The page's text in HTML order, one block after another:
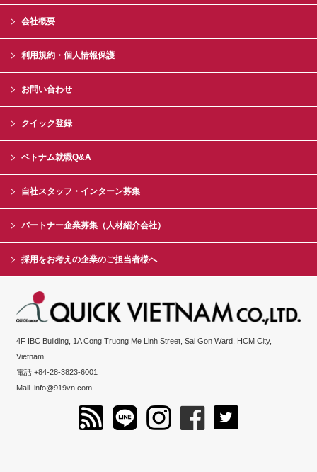
会社概要
利用規約・個人情報保護
お問い合わせ
クイック登録
ベトナム就職Q&A
自社スタッフ・インターン募集
パートナー企業募集（人材紹介会社）
採用をお考えの企業のご担当者様へ
4F IBC Building, 1A Cong Truong Me Linh Street, Sai Gon Ward, HCM City,
Vietnam
電話 +84-28-3823-6001
Mailinfo@919vn.com